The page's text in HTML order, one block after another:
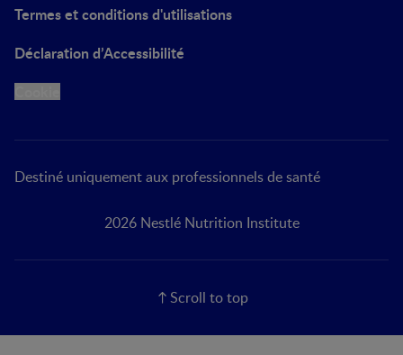
Termes et conditions d'utilisations
Déclaration d’Accessibilité
Destiné uniquement aux professionnels de santé
2026 Nestlé Nutrition Institute
Scroll to top